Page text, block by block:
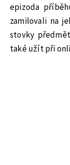
epizoda
zamilovali na
stovky
také užít při